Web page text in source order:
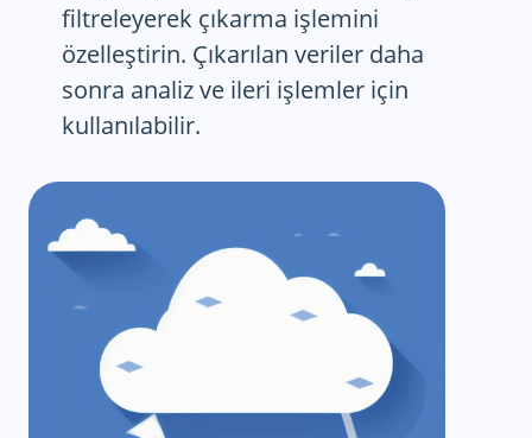
filtreleyerek çıkarma işlemini
özelleştirin. Çıkarılan veriler daha
sonra analiz ve ileri işlemler için
kullanılabilir.